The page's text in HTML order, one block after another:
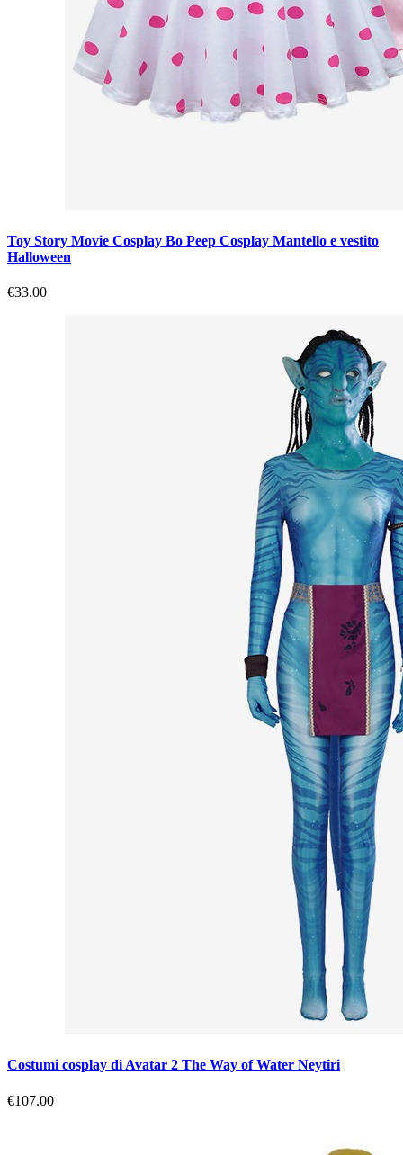
Toy Story Movie Cosplay Bo Peep Cosplay Mantello e vestito
Halloween
€33.00
Costumi cosplay di Avatar 2 The Way of Water Neytiri
€107.00